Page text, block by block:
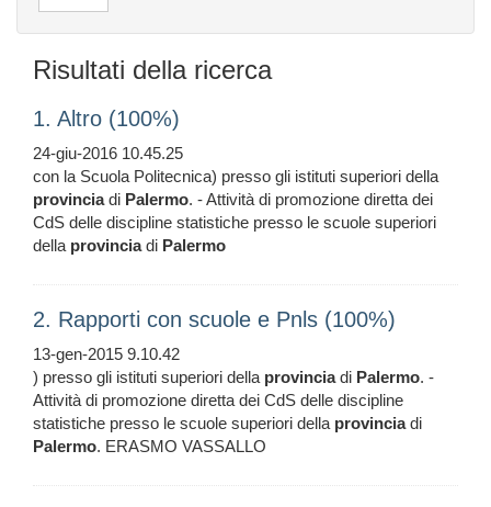
Risultati della ricerca
1. Altro (100%)
24-giu-2016 10.45.25
con la Scuola Politecnica) presso gli istituti superiori della
provinciadi Palermo. - Attività di promozione diretta dei
CdS delle discipline statistiche presso le scuole superiori
della provinciadi Palermo
2. Rapporti con scuole e Pnls (100%)
13-gen-2015 9.10.42
) presso gli istituti superiori della provinciadi Palermo. -
Attività di promozione diretta dei CdS delle discipline
statistiche presso le scuole superiori della provinciadi
Palermo. ERASMO VASSALLO